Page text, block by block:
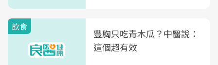
飲食
豐胸只吃青木瓜？中醫說：
這個超有效